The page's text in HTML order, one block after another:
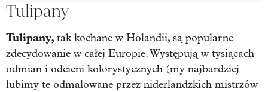
Tulipany
Tulipany, tak kochane w Holandii, są popularne
zdecydowanie w całej Europie. Występują w tysiącach
odmian i odcieni kolorystycznych (my najbardziej
lubimy te odmalowane przez niderlandzkich mistrzów